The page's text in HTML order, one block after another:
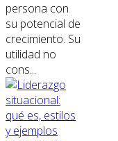
persona con
su potencial de
crecimiento. Su
utilidad no
cons...